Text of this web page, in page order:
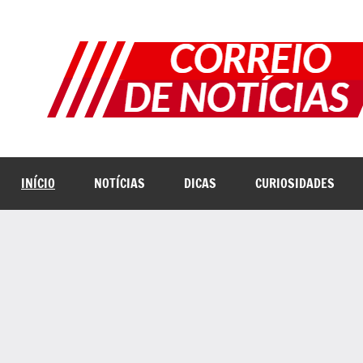
INÍCIO NOTÍCIAS DICAS CURIOSIDADES